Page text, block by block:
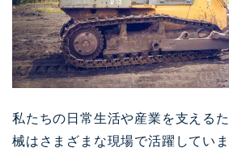
私たちの日常生活や産業を支える
械はさまざまな現場で活躍していま